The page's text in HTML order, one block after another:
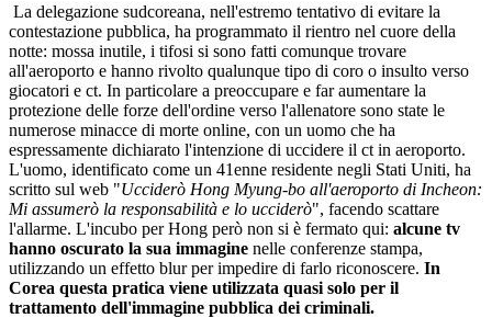
La delegazione sudcoreana, nell'estremo tentativo di evitare la
contestazione pubblica, ha programmato il rientro nel cuore della
notte: mossa inutile, i tifosi si sono fatti comunque trovare
all'aeroporto e hanno rivolto qualunque tipo di coro o insulto verso
giocatori e ct. In particolare a preoccupare e far aumentare la
protezione delle forze dell'ordine verso l'allenatore sono state le
numerose minacce di morte online, con un uomo che ha
espressamente dichiarato l'intenzione di uccidere il ct in aeroporto.
L'uomo, identificato come un 41enne residente negli Stati Uniti, ha
scritto sul web "Ucciderò Hong Myung-bo all'aeroporto di Incheon:
Mi assumerò la responsabilità e lo ucciderò", facendo scattare
l'allarme. L'incubo per Hong però non si è fermato qui: alcune tv
hanno oscurato la sua immagine nelle conferenze stampa,
utilizzando un effetto blur per impedire di farlo riconoscere. In
Corea questa pratica viene utilizzata quasi solo per il
trattamento dell'immagine pubblica dei criminali.